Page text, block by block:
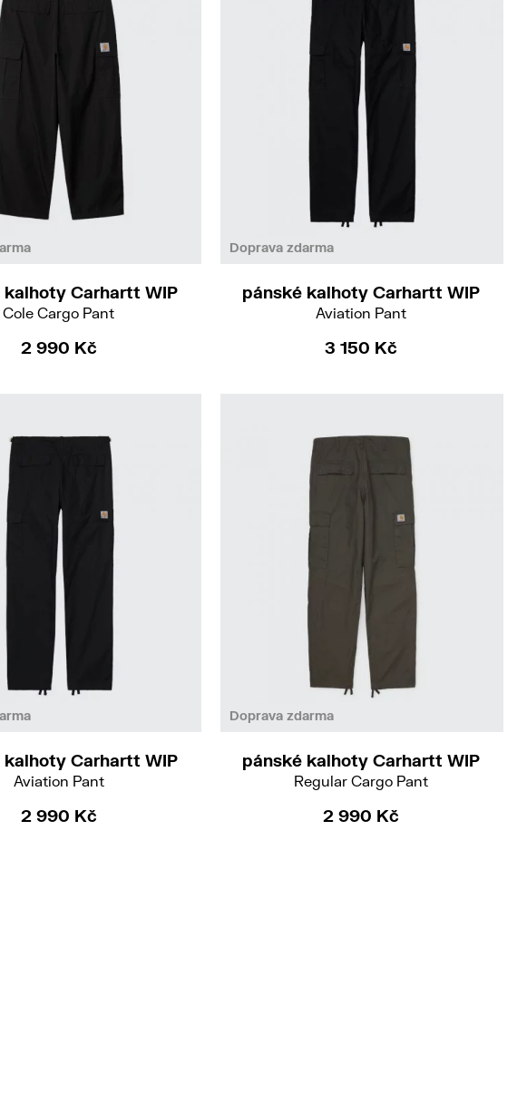
kalhoty Carhartt WIP
Cole Cargo Pant
2 990 Kč
Doprava zdarma
26/3236/32
pánské kalhoty Carhartt WIP
Aviation Pant
3 150 Kč
kalhoty Carhartt WIP
Aviation Pant
2 990 Kč
Doprava zdarma
pánské kalhoty Carhartt WIP
Regular Cargo Pant
2 990 Kč